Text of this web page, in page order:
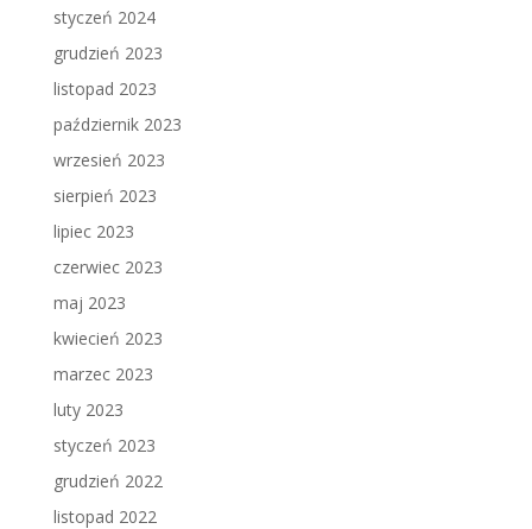
styczeń 2024
grudzień 2023
listopad 2023
październik 2023
wrzesień 2023
sierpień 2023
lipiec 2023
czerwiec 2023
maj 2023
kwiecień 2023
marzec 2023
luty 2023
styczeń 2023
grudzień 2022
listopad 2022